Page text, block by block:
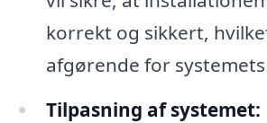
korrekt og sikkert,
afgørende for
Tilpasning af systemet: